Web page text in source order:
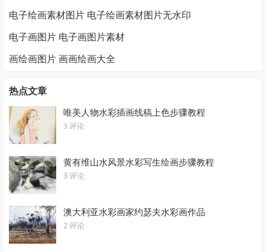
电子绘画素材图片 电子绘画素材图片无水印
电子画图片 电子画图片素材
画绘画图片 画画绘画大全
热点文章
唯美人物水彩插画线稿上色步骤教程
3 评论
黄有维山水风景水彩写生绘画步骤教程
3 评论
澳大利亚水彩画家约瑟夫水彩画作品
2 评论